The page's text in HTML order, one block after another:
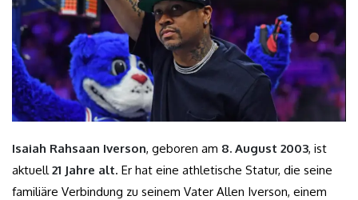
Isaiah Rahsaan Iverson, geboren am 8. August 2003, ist
aktuell21 Jahre alt. Er hat eine athletische Statur, die seine
familiäre Verbindung zu seinem Vater Allen Iverson, einem